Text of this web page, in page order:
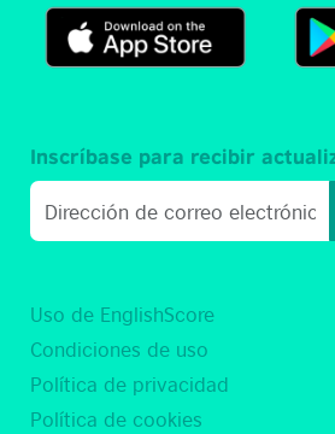
Uso de EnglishScore
Condiciones de uso
Política de privacidad
Política de cookies
Inscríbase para recibir